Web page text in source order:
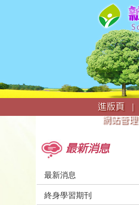
:::
進版頁 |
網站管理
最新消息
最新消息
終身學習期刊